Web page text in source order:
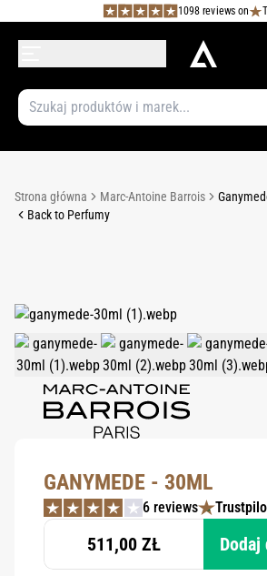
1098 reviews on
Strona główna Marc-Antoine Barrois
Back to Perfumy
GANYMEDE - 30ML
6 reviews
511,00 ZŁ